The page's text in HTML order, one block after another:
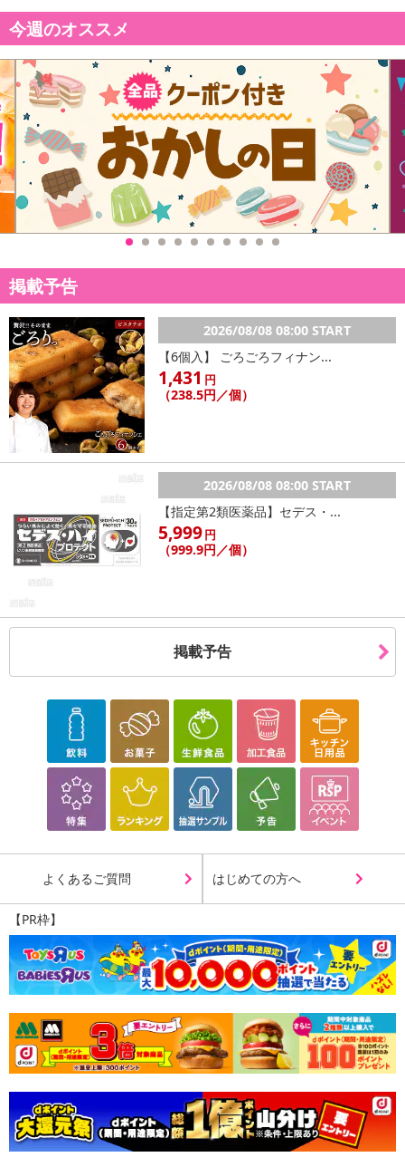
【配送日時の指定について】
※配送日時の指定が可能な商品の場合、商品によってご指定できる
カート機能をご利用の場合は、配送日時指定をご利用いただけませ
ん。
発送日カレンダー
休業日
■その他共通および商品カテゴリー別注意事項（※必ずご確認くだ
さい）
こちらの情報は
今週のオススメ
掲載予告
2026/08/08 08:00 START
【6個入】 ごろごろフィナン...
1,431 円
（238.5円／個）
2026/08/08 08:00 START
【指定第2類医薬品】セデス・...
5,999円
（999.9円／個）
掲載予告
よくあるご質問 はじめての方へ
【PR枠】